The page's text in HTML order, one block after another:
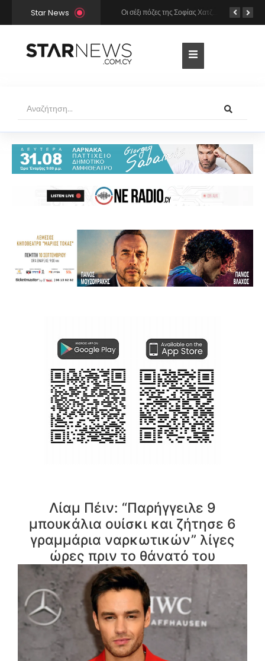
Star News
Λίαμ Πέιν: “Παρήγγειλε 9
μπουκάλια ουίσκι και ζήτησε 6
γραμμάρια ναρκωτικών” λίγες
ώρες πριν το θάνατό του